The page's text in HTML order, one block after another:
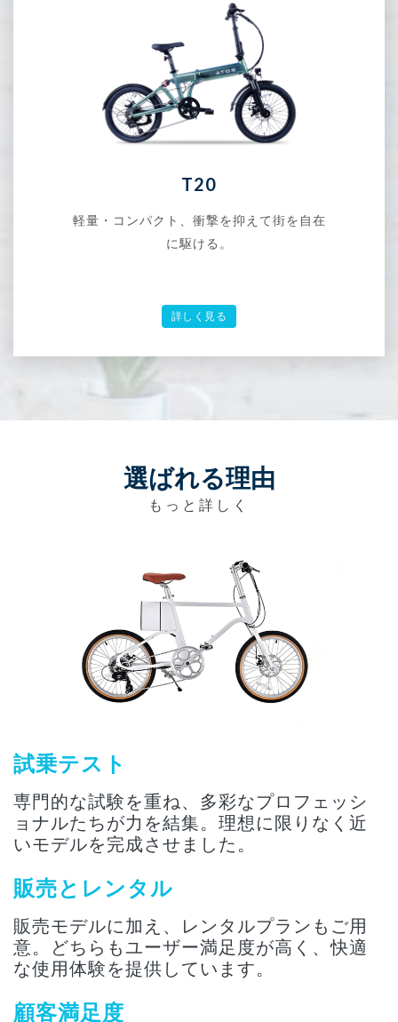
T20
軽量・コンパクト、衝撃を抑えて街を自在
に駆ける。
詳しく見る
選ばれる理由
もっと詳しく
試乗テスト
専門的な試験を重ね、多彩なプロフェッシ
ョナルたちが力を結集。理想に限りなく近
いモデルを完成させました。
販売とレンタル
販売モデルに加え、レンタルプランもご用
意。どちらもユーザー満足度が高く、快適
な使用体験を提供しています。
顧客満足度